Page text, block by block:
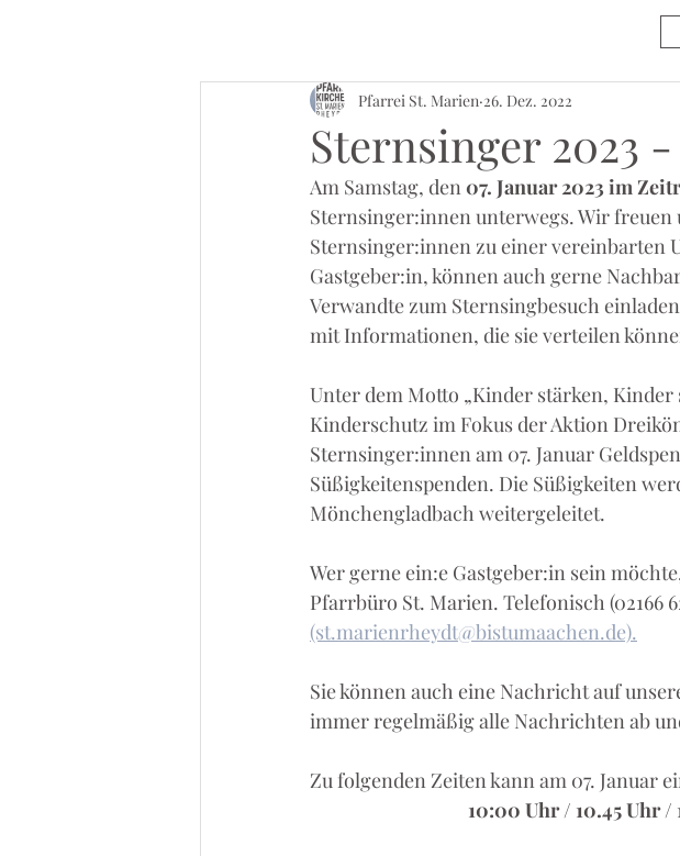
Sternsinger 2023
Pfarrei St. Marien 26. Dez. 2022
Am Samstag, den 07. Januar 2023 im
Sternsinger:innen unterwegs. Wir freuen
Sternsinger:innen zu einer vereinbarten
Gastgeber:in, können auch gerne
Verwandte zum Sternsingbesuch
mit Informationen, die sie verteilen
Unter dem Motto „Kinder stärken,
Kinderschutz im Fokus der Aktion
Sternsinger:innen am 07. Januar
Süßigkeitenspenden. Die Süßigkeiten
Mönchengladbach weitergeleitet.
Wer gerne ein:e Gastgeber:in sein
Pfarrbüro St. Marien. Telefonisch (02166
(st.marienrheydt@bistumaachen.de).
Sie können auch eine Nachricht auf
immer regelmäßig alle Nachrichten ab
Zu folgenden Zeiten kann am 07. Januar
10:00 Uhr / 10.45 Uhr /